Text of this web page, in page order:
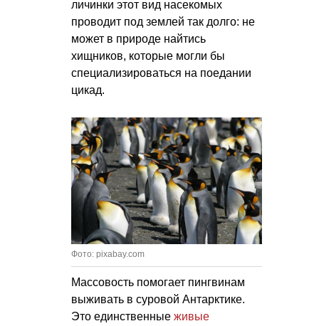
личинки этот вид насекомых
проводит под землей так долго: не
может в природе найтись
хищников, которые могли бы
специализироваться на поедании
цикад.
Фото: pixabay.com
Массовость помогает пингвинам
выживать в суровой Антарктике.
Это единственные живые